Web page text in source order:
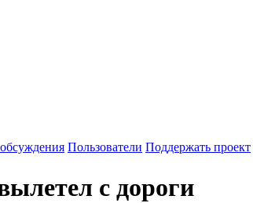
Пользователи Поддержать проект
с дороги